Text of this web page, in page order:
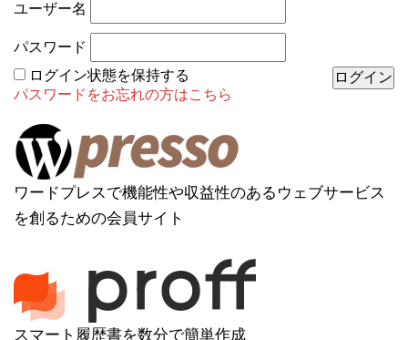
ユーザー名
パスワード
ログイン状態を保持する
パスワードをお忘れの方はこちら
ワードプレスで機能性や収益性のあるウェブサービス
を創るための会員サイト
スマート履歴書を数分で簡単作成